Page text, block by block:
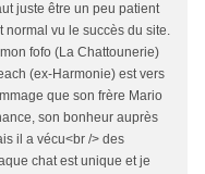
juste être un peu patient
normal vu le succès du site.
fofo (La Chattounerie)
(ex-Harmonie) est vers
que son frère Mario
son bonheur auprès
il a vécu<br /> des
chat est unique et je